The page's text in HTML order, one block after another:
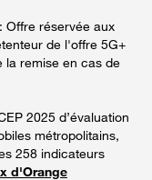
: Offre réservée aux
de l'offre 5G+
la remise en cas de
2025 d’évaluation
métropolitains,
258 indicateurs
d'Orange